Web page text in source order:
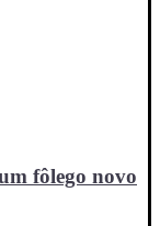
fôlego novo